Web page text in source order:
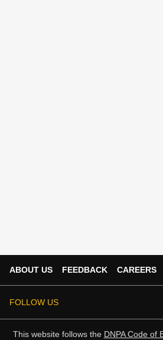
ABOUT US FEEDBACK CAREERS
FOLLOW US
This website follows the DNPA Code of